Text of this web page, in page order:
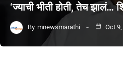
‘ज्याची भीती होती, तेच झालं…
By mnewsmarathi Oct